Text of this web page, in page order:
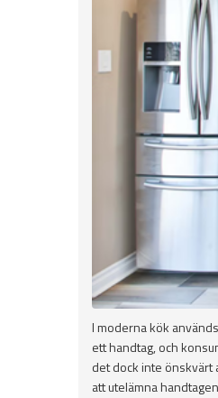
I moderna kök
ett handtag, och
det dock inte önskvärt
att utelämna